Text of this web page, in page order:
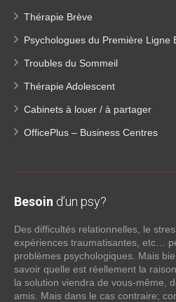
Thérapie Brève
Psychologues du Première Ligne
Troubles du Sommeil
Thérapie Adolescent
Cabinets à louer / à partager
OfficePlus – Business Centres
Besoin d’un psy?
Des difficultés relationnelles, le
expériences traumatisantes, etc…
problèmes psychologiques. Mais
savoir quelle est réellement la
la solution viendra de vous-même,
amis. Mais dans le cas contraire;